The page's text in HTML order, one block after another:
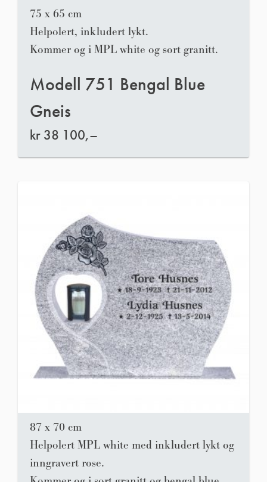
75 x 65 cm
Helpolert, inkludert lykt.
Kommer og i MPL white og sort granitt.
Modell 751 Bengal Blue
Gneis
kr 38 100,–
87 x 70 cm
Helpolert MPL white med inkludert lykt og
inngravert rose.